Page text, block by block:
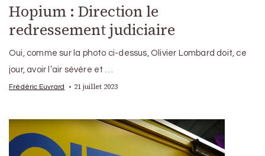
Hopium : Direction le
redressement judiciaire
Oui, comme sur la photo ci-dessus, Olivier Lombard doit, ce
jour, avoir l’air sévère et …
Frédéric Euvrard 21 juillet 2023